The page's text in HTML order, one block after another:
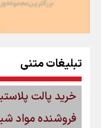
تبلیغات متنی
خرید پالت
فروشنده مواد